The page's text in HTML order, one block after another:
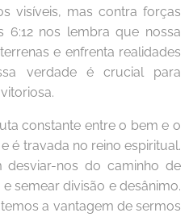
visíveis, mas contra forças
6:12 nos lembra que nossa
e enfrenta realidades
verdade é crucial para
constante entre o bem e o
é travada no reino espiritual.
nos do caminho de
semear divisão e desânimo.
a vantagem de sermos